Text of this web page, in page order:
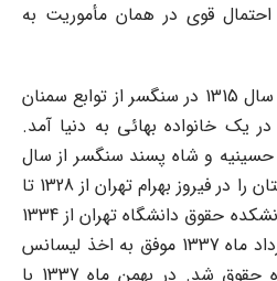
قوی در همان مأموریت به
پرویز ثابتی فرزند حسین در سال 1315 در سنگسر از توابع سمنان
یک خانواده بهائی به دنیا آمد.
حسینیه و شاه پسند سنگسر از سال
1322 تا 1328 و دوران دبیرستان را در فیروز بهرام تهران از 1328 تا
1334 گذراند، همچنین در دانشکده حقوق دانشگاه تهران از 1334
تا 1337 تحصیل کرد. در خرداد ماه 1337 موفق به اخذ لیسانس
در رشته قضایی از دانشکده حقوق شد. در بهمن ماه 1337 با